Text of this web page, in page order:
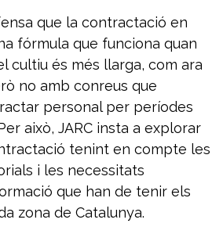
que la contractació en
fórmula que funciona quan
cultiu és més llarga, com ara
no amb conreus que
personal per períodes
això, JARC insta a explorar
tenint en compte les
i les necessitats
que han de tenir els
zona de Catalunya.